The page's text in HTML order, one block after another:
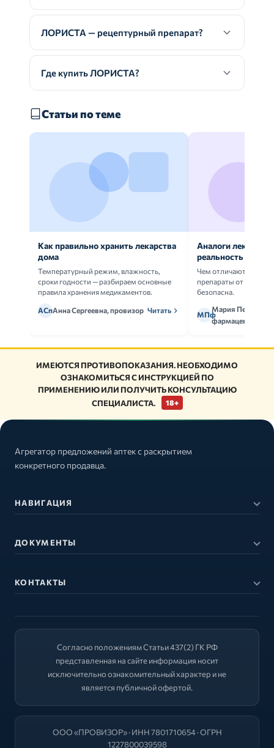
ЛОРИСТА — рецептурный препарат?
Где купить ЛОРИСТА?
Статьи по теме
Как правильно хранить лекарства
дома
Температурный режим, влажность,
сроки годности — разбираем основные
правила хранения медикаментов.
АСпАнна Сергеевна, провизор Читать
Аналоги
реальность
Чем отличаются
препараты от
безопасна.
МПф
Мария Петрова,
фармацевт
ИМЕЮТСЯ ПРОТИВОПОКАЗАНИЯ. НЕОБХОДИМО
ОЗНАКОМИТЬСЯ С ИНСТРУКЦИЕЙ ПО
ПРИМЕНЕНИЮ ИЛИ ПОЛУЧИТЬ КОНСУЛЬТАЦИЮ
СПЕЦИАЛИСТА.
18+
Агрегатор предложений аптек с раскрытием
конкретного продавца.
НАВИГАЦИЯ
ДОКУМЕНТЫ
КОНТАКТЫ
Согласно положениям Статьи 437(2) ГК РФ
представленная на сайте информация носит
исключительно ознакомительный характер и не
является публичной офертой.
ООО «ПРОВИЗОР» · ИНН 7801710654 · ОГРН
1227800039598